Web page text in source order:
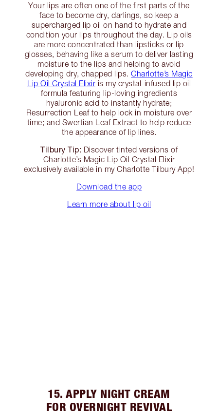
Your lips are often one of the first parts of the
face to become dry, darlings, so keep a
supercharged lip oil on hand to hydrate and
condition your lips throughout the day. Lip oils
are more concentrated than lipsticks or lip
glosses, behaving like a serum to deliver lasting
moisture to the lips and helping to avoid
developing dry, chapped lips.Charlotte’s Magic
Lip Oil Crystal Elixir is my crystal-infused lip oil
formula featuring lip-loving ingredients
hyaluronic acid to instantly hydrate;
Resurrection Leaf to help lock in moisture over
time; and Swertian Leaf Extract to help reduce
the appearance of lip lines.
Tilbury Tip: Discover tinted versions of
Charlotte’s Magic Lip Oil Crystal Elixir
exclusively available in my Charlotte Tilbury App!
Download the app
Learn more about lip oil
15. APPLY NIGHT CREAM
FOR OVERNIGHT REVIVAL